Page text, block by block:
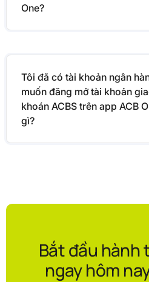
One?
Tôi đã có tài khoản ngân
muốn đăng mở tài khoản
khoán ACBS trên app ACB
gì?
Bắt đầu hành
ngay hôm